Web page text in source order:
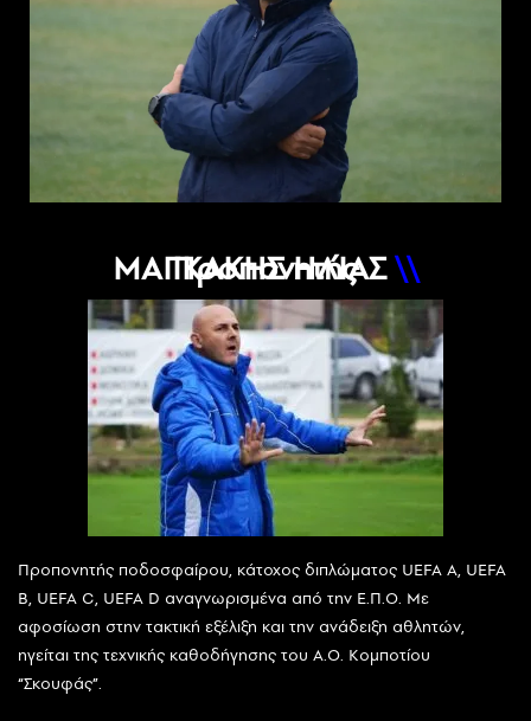
ΜΑΓΚΑΚΗΣ ΗΛΙΑΣ\\
Προπονητής
Προπονητής ποδοσφαίρου, κάτοχος διπλώματος UEFA A, UEFA
B, UEFA C, UEFA D αναγνωρισμένα από την Ε.Π.Ο. Με
αφοσίωση στην τακτική εξέλιξη και την ανάδειξη αθλητών,
ηγείται της τεχνικής καθοδήγησης του Α.Ο. Κομποτίου
“Σκουφάς”.